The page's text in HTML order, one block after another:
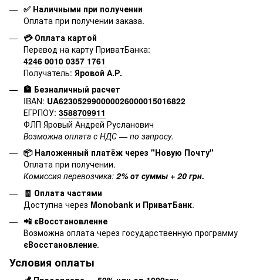
✅ Наличными при получении
Оплата при получении заказа.
💳 Оплата картой
Перевод на карту ПриватБанка:
4246 0010 0357 1761
Получатель: Яровой А.Р.
🏦 Безналичный расчет
IBAN: UA623052990000026000015016822
ЕГРПОУ: 3588709911
ФЛП Яровый Андрей Русланович
Возможна оплата с НДС — по запросу.
📦 Наложенный платёж через "Новую Почту"
Оплата при получении.
Комиссия перевозчика: 2% от суммы + 20 грн.
🧾 Оплата частями
Доступна через Monobank и ПриватБанк.
📲 єВосстановление
Возможна оплата через государственную программу
єВосстановление.
Условия оплаты